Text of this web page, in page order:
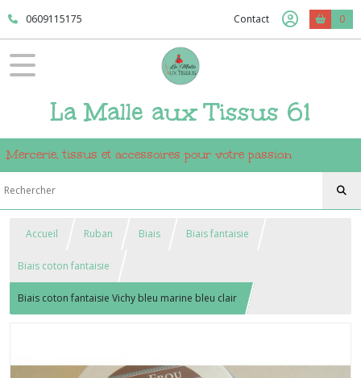
0609115175 Contact 0
La Malle aux Tissus 61
Mercerie, tissus et accessoires pour votre passion
Accueil Ruban Biais Biais fantaisie
Biais coton fantaisie
Biais coton fantaisie Vichy bleu marine bleu clair